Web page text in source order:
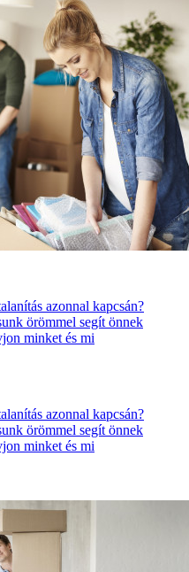
azonnal kapcsán?
örömmel segít önnek
minket és mi
azonnal kapcsán?
örömmel segít önnek
minket és mi